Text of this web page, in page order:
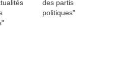
des partis
politiques"